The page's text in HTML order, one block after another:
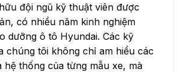
đội ngũ kỹ thuật viên được
có nhiều năm kinh nghiệm
dưỡng ô tô Hyundai. Các kỹ
chúng tôi không chỉ am hiểu các
hệ thống của từng mẫu xe, mà